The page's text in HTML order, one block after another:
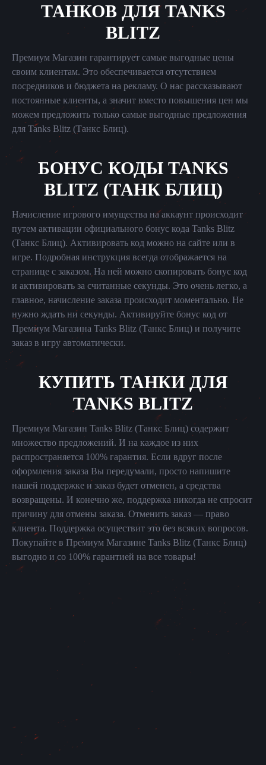
ТАНКОВ ДЛЯ TANKS
BLITZ
Премиум Магазин гарантирует самые выгодные цены
своим клиентам. Это обеспечивается отсутствием
посредников и бюджета на рекламу. О нас рассказывают
постоянные клиенты, а значит вместо повышения цен мы
можем предложить только самые выгодные предложения
для Tanks Blitz (Танкс Блиц).
БОНУС КОДЫ TANKS
BLITZ (ТАНК БЛИЦ)
Начисление игрового имущества на аккаунт происходит
путем активации официального бонус кода Tanks Blitz
(Танкс Блиц). Активировать код можно на сайте или в
игре. Подробная инструкция всегда отображается на
странице с заказом. На ней можно скопировать бонус код
и активировать за считанные секунды. Это очень легко, а
главное, начисление заказа происходит моментально. Не
нужно ждать ни секунды. Активируйте бонус код от
Премиум Магазина Tanks Blitz (Танкс Блиц) и получите
заказ в игру автоматически.
КУПИТЬ ТАНКИ ДЛЯ
TANKS BLITZ
Премиум Магазин Tanks Blitz (Танкс Блиц) содержит
множество предложений. И на каждое из них
распространяется 100% гарантия. Если вдруг после
оформления заказа Вы передумали, просто напишите
нашей поддержке и заказ будет отменен, а средства
возвращены. И конечно же, поддержка никогда не спросит
причину для отмены заказа. Отменить заказ — право
клиента. Поддержка осуществит это без всяких вопросов.
Покупайте в Премиум Магазине Tanks Blitz (Танкс Блиц)
выгодно и со 100% гарантией на все товары!